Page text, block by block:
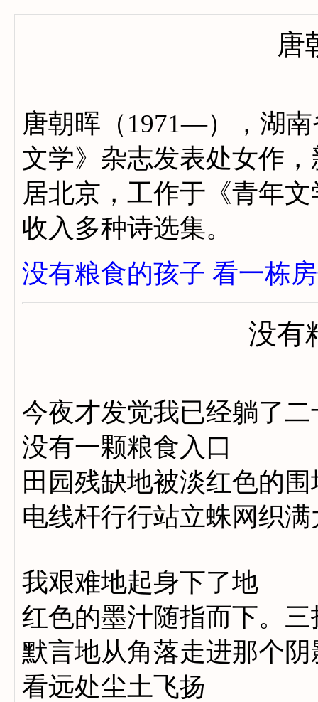
唐
唐朝晖（1971—），湖
文学》杂志发表处女作
居北京，工作于《青年
收入多种诗选集。
没有粮食的孩子 看一栋
没有
今夜才发觉我已经躺了二
没有一颗粮食入口
田园残缺地被淡红色的
电线杆行行站立蛛网织满
我艰难地起身下了地
红色的墨汁随指而下。三
默言地从角落走进那个阴
看远处尘土飞扬